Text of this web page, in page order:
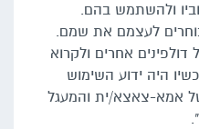
ולהשתמש בהם.
בוחרים לעצמם את שמם.
אחרים ולקרוא
היה ידוע השימוש
אמא-צאצא/ית והמעגל